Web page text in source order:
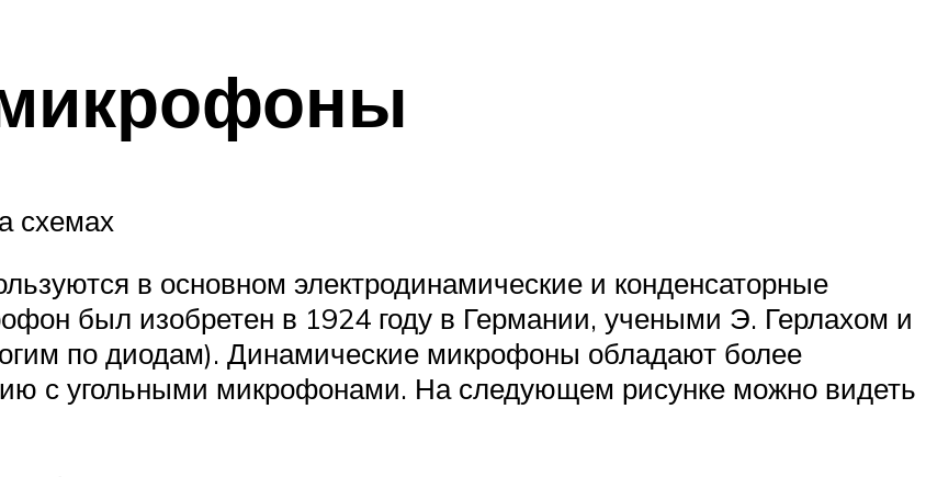
схемах
в основном электродинамические и конденсаторные
был изобретен в 1924 году в Германии, учеными Э. Герлахом и
по диодам). Динамические микрофоны обладают более
с угольными микрофонами. На следующем рисунке можно видеть